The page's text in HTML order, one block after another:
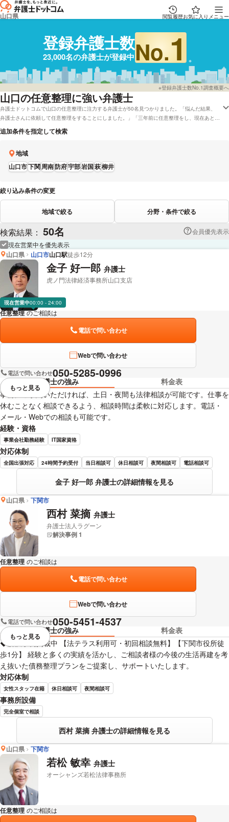
山口県 閲覧履歴お気に入り メニュー
登録弁護士数
23,000名の弁護士が登録中No.1
※登録弁護士数No.1調査概要へ
山口の任意整理に強い弁護士
弁護士ドットコムで山口の任意整理に注力する弁護士が50名見つかりました。「悩んだ結果、
弁護士さんに依頼して任意整理をすることにしました。」「三年前に任意整理をし、現在あと二
社でそれぞれ5000円と23000円の残金です。」などの事情を抱えています。弁護士ドットコム
では弁護士費用を分割払いで受付してくれる弁護士や山口で着手金無料で対応している弁護士と
良い弁護士の選び方などの情報は詳しくチェックしたけど、山口周辺の弁護士を費用で検討した
い」などのニーズにも応えることができます。弁護士の中には「もしあなたが、「弁護士費用が
かかるだけで、借金の問題は解決しないのでは?」「過払い金というのはよく聞くが、本当は取
方もいます。任意整理に悩んでいる方は本サイトに登録している弁護士の中から、資格や経歴な
どの希望を考慮して、自分に合った法律事務所や弁護士に問合せをしてみてはいかがでしょう
追加条件を指定して検索
地域
山口市下関周南防府宇部岩国萩柳井
絞り込み条件の変更
地域で絞る 分野・条件で絞る
検索結果： 50名
会員優先表示
現在営業中を優先表示
山口県 山口市山口駅徒歩12分
金子 好一郎 弁護士
虎ノ門法律経済事務所山口支店
現在営業中00:00 - 24:00
任意整理 のご相談は
電話で問い合わせ
Webで問い合わせ
電話で問い合わせ050-5285-0996
弁護士の強み
料金表
事前にご予約いただければ、土日・夜間も法律相談が可能です。仕事を
休むことなく相談できるよう、相談時間は柔軟に対応します。電話・
メール・Webでの相談も可能です。
経験・資格
事業会社勤務経験 IT国家資格
対応体制
全国出張対応 24時間予約受付 当日相談可 休日相談可 夜間相談可 電話相談可
金子 好一郎 弁護士の詳細情報を見る
視覚的に省略されている要素を
もっと見る
山口県 下関市
西村 菜摘 弁護士
弁護士法人ラグーン
解決事例 1
任意整理 のご相談は
電話で問い合わせ
Webで問い合わせ
電話で問い合わせ050-5451-4537
弁護士の強み
料金表
◆解決事例掲載中 【法テラス利用可・初回相談無料】【下関市役所徒
歩1分】 経験と多くの実績を活かし、ご相談者様の今後の生活再建を考
え抜いた債務整理プランをご提案し、サポートいたします。
対応体制
女性スタッフ在籍 休日相談可 夜間相談可
事務所設備
完全個室で相談
西村 菜摘 弁護士の詳細情報を見る
視覚的に省略されている要素を
もっと見る
山口県 下関市
若松 敏幸 弁護士
オーシャンズ若松法律事務所
任意整理 のご相談は